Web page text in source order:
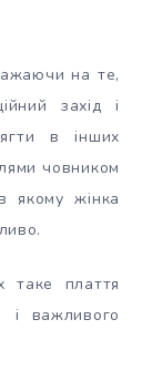
на те,
захід і
в інших
човником
якому жінка
таке плаття
і важливого